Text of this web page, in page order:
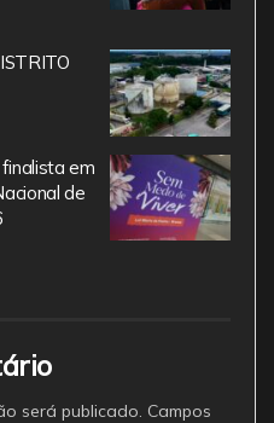
em
de
será publicado. Campos